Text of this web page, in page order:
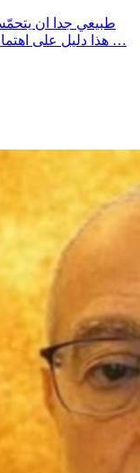
طبيعي جدا ان
… هذا دليل على